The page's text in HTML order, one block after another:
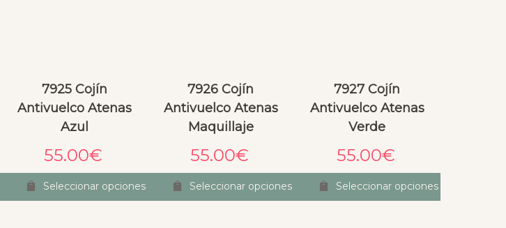
7925 Cojín
Antivuelco Atenas
Azul
55.00€
Seleccionar opciones
7926 Cojín
Antivuelco Atenas
Maquillaje
55.00€
Seleccionar opciones
7927 Cojín
Antivuelco Atenas
Verde
55.00€
Seleccionar opciones